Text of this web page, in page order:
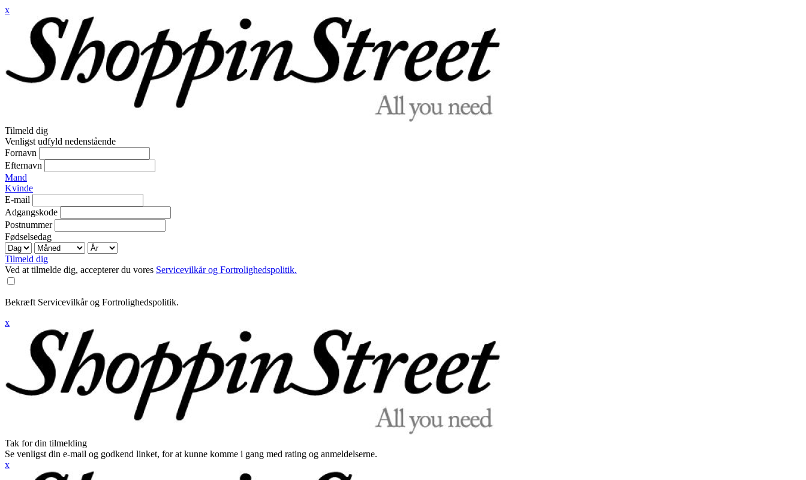
x
Tilmeld dig
Venligst udfyld nedenstående
Fornavn
Efternavn
Mand
Kvinde
E-mail
Adgangskode
Postnummer
Fødselsedag
Tilmeld dig
Ved at tilmelde dig, accepterer du vores Servicevilkår og Fortrolighedspolitik.
Bekræft Servicevilkår og Fortrolighedspolitik.
x
Tak for din tilmelding
Se venligst din e-mail og godkend linket, for at kunne komme i gang med rating og anmeldelserne.
x